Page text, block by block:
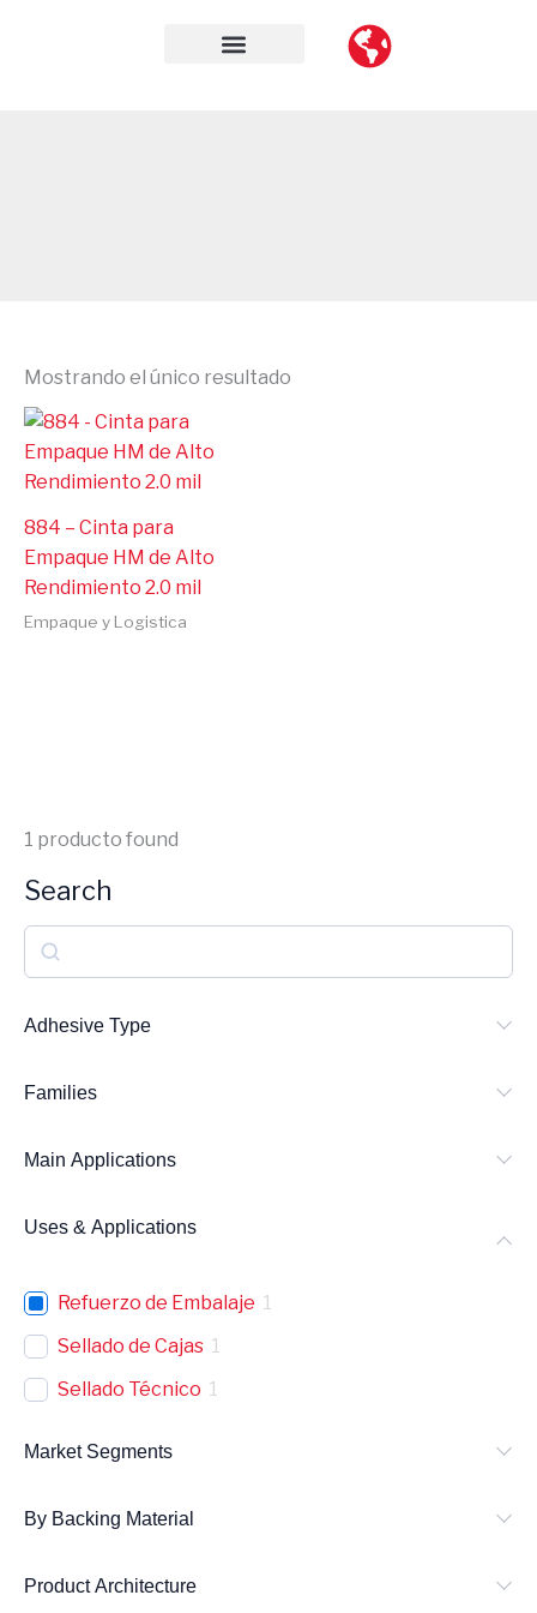
1 producto found
Search
e
a
c
Adhesive Type
Families
Main Applications
Uses & Applications
Refuerzo de Embalaje 1
Sellado de Cajas 1
Sellado Técnico 1
Market Segments
By Backing Material
Product Architecture
Mostrando el único resultado
884 – Cinta para
Empaque HM de Alto
Rendimiento 2.0 mil
Empaque y Logistica